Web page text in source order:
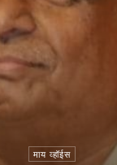
माय व्हॉईस